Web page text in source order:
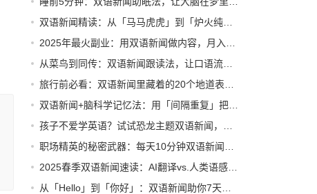
双语新闻精读：从「马马虎虎」到「炉火纯青」，你只差这3个技巧
从菜鸟到同传：双语新闻跟读法，让口语流利到飞起
双语新闻+脑科学记忆法：用「间隔重复」把单词刻进DNA
2025春季双语新闻速读：AI翻译vs.人类语感，谁更胜一筹？
从「Hello」到「你好」：双语新闻助你7天打通语言任督二脉